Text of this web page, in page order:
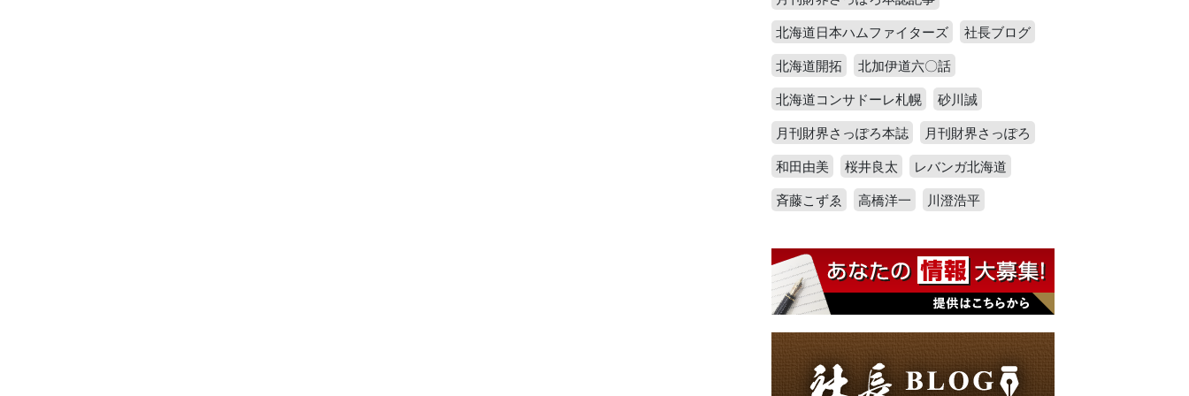
北海道日本ハムファイターズ
社長ブログ
北海道開拓
北加伊道六〇話
北海道コンサドーレ札幌
砂川誠
月刊財界さっぽろ本誌
月刊財界さっぽろ
和田由美
桜井良太
レバンガ北海道
斉藤こずゑ
高橋洋一 川澄浩平